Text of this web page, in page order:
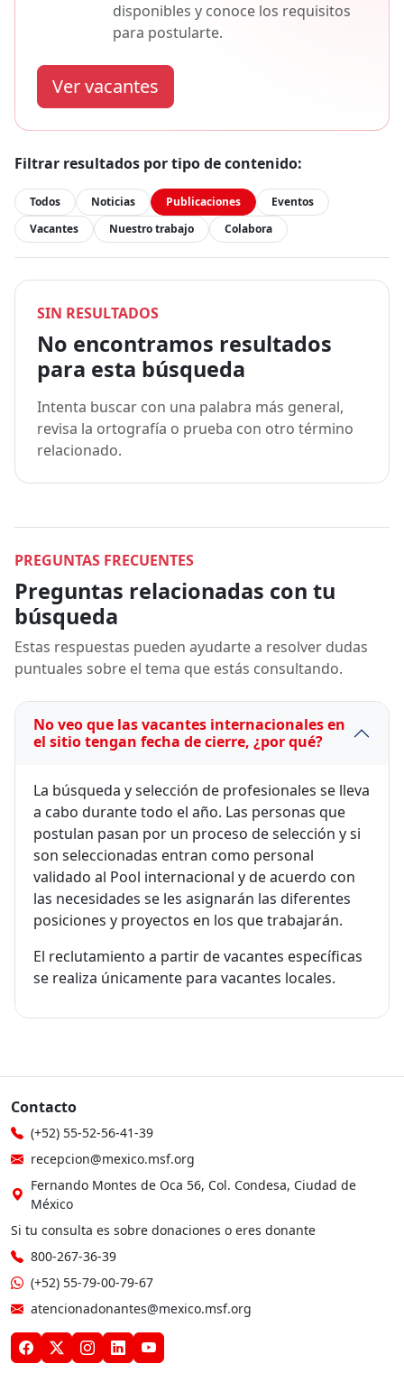
disponibles y conoce los requisitos
para postularte.
Ver vacantes
Filtrar resultados por tipo de contenido:
Todos Noticias Publicaciones
Eventos
Vacantes
Nuestro trabajo Colabora
SIN RESULTADOS
No encontramos resultados
para esta búsqueda
Intenta buscar con una palabra más general,
revisa la ortografía o prueba con otro término
relacionado.
PREGUNTAS FRECUENTES
Preguntas relacionadas con tu
búsqueda
Estas respuestas pueden ayudarte a resolver dudas
puntuales sobre el tema que estás consultando.
No veo que las vacantes internacionales en
el sitio tengan fecha de cierre, ¿por qué?
La búsqueda y selección de profesionales se lleva
a cabo durante todo el año. Las personas que
postulan pasan por un proceso de selección y si
son seleccionadas entran como personal
validado al Pool internacional y de acuerdo con
las necesidades se les asignarán las diferentes
posiciones y proyectos en los que trabajarán.
El reclutamiento a partir de vacantes específicas
se realiza únicamente para vacantes locales.
Contacto
(+52) 55-52-56-41-39
recepcion@mexico.msf.org
Fernando Montes de Oca 56, Col. Condesa, Ciudad de
México
Si tu consulta es sobre donaciones o eres donante
800-267-36-39
(+52) 55-79-00-79-67
atencionadonantes@mexico.msf.org